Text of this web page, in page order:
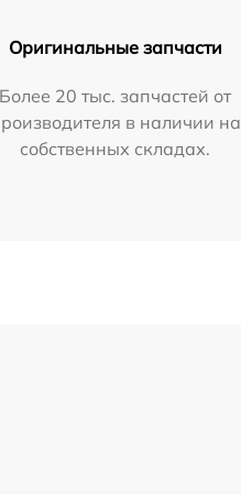
Оригинальные запчасти
Более 20 тыс. запчастей от
в наличии на
собственных складах.